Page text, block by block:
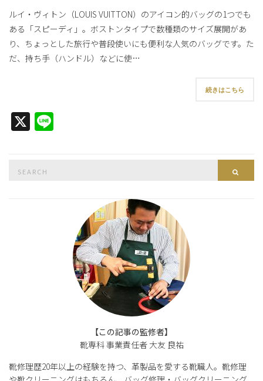
ルイ・ヴィトン（LOUIS VUITTON）のアイコン的バッグの1つでも
ある「スピーディ」。ボストンタイプで数種類のサイズ展開があ
り、ちょっとした旅行や普段使いにも便利な人気のバッグです。た
だ、持ち手（ハンドル）などに使…
続きはこちら
X
for:
【この記事の監修者】
靴専科 事業責任者 大友 良祐
靴修理歴20年以上の経験を持つ、革製品を愛する靴職人。靴修理